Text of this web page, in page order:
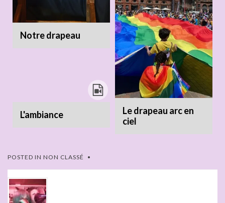
Notre drapeau
L'ambiance
Le drapeau arc en
ciel
POSTED IN NON CLASSÉ